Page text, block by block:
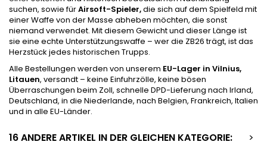
suchen, sowie fürAirsoft-Spieler,die sich auf dem Spielfeld mit
einer Waffe von der Masse abheben möchten, die sonst
niemand verwendet. Mit diesem Gewicht und dieser Länge ist
sie eine echte Unterstützungswaffe – wer die ZB26 trägt, ist das
Herzstück jedes historischen Trupps.
Alle Bestellungen werden von unserem EU-Lager in Vilnius,
Litauen, versandt – keine Einfuhrzölle, keine bösen
Überraschungen beim Zoll, schnelle DPD-Lieferung nach Irland,
Deutschland, in die Niederlande, nach Belgien, Frankreich, Italien
und in alle EU-Länder.
16 ANDERE ARTIKEL IN DER GLEICHEN KATEGORIE:
>